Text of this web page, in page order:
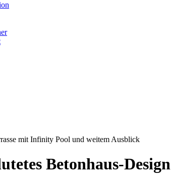
Betonhaus-Design